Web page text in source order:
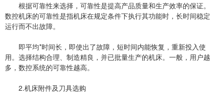
根据可靠性来选择，可靠性是提高产品质量和生产效率的保证。
数控机床的可靠性是指机床在规定条件下执行其功能时，长时间稳定
运行而不出故障。
即平均*时间长，即使出了故障，短时间内能恢复，重新投入使
用。选择结构合理、制造精良，并已批量生产的机床。一般，用户越
多，数控系统的可靠性越高。
2.机床附件及刀具选购